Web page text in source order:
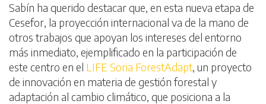
Sabín ha querido destacar que, en esta nueva etapa de
Cesefor, la proyección internacional va de la mano de
otros trabajos que apoyan los intereses del entorno
más inmediato, ejemplificado en la participación de
este centro en el LIFE Soria ForestAdapt, un proyecto
de innovación en materia de gestión forestal y
adaptación al cambio climático, que posiciona a la